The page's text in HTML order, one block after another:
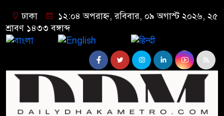
ঢাকা
১২:০৪ অপরাহ্ন, রবিবার, ০৯ অগাস্ট ২০২৬, ২৫
শ্রাবণ ১৪৩৩ বঙ্গাব্দ